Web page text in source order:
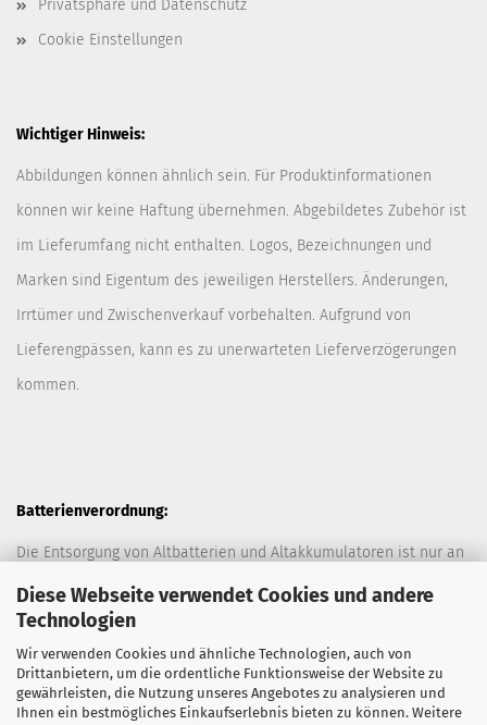
Diese Webseite verwendet Cookies und andere
Technologien
Wir verwenden Cookies und ähnliche Technologien, auch von
Drittanbietern, um die ordentliche Funktionsweise der Website zu
gewährleisten, die Nutzung unseres Angebotes zu analysieren und
Ihnen ein bestmögliches Einkaufserlebnis bieten zu können. Weitere
Privatsphäre und Datenschutz
Cookie Einstellungen
Wichtiger Hinweis:
Abbildungen können ähnlich sein. Für Produktinformationen
können wir keine Haftung übernehmen. Abgebildetes Zubehör ist
im Lieferumfang nicht enthalten. Logos, Bezeichnungen und
Marken sind Eigentum des jeweiligen Herstellers. Änderungen,
Irrtümer und Zwischenverkauf vorbehalten. Aufgrund von
Lieferengpässen, kann es zu unerwarteten Lieferverzögerungen
kommen.
Batterienverordnung:
Die Entsorgung von Altbatterien und Altakkumulatoren ist nur an
davor vorgesehen Sammelstellen (Müllplätzen) erlaubt. Des
Weiteren hat der Kunde das Recht Altbatterien und
Altakkumulatoren ausreichend frankiert an den Anbieter
zurückzuschicken. Die Entsorgung der Altbatterien und